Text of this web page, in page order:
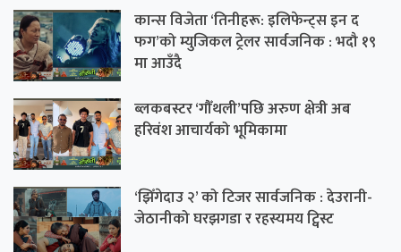
कान्स विजेता ‘तिनीहरू: इलिफेन्ट्स इन द
फग’को म्युजिकल ट्रेलर सार्वजनिक : भदौ १९
मा आउँदै
ब्लकबस्टर ‘गौँथली’पछि अरुण क्षेत्री अब
हरिवंश आचार्यको भूमिकामा
‘झिँगेदाउ २’ को टिजर सार्वजनिक : देउरानी-
जेठानीको घरझगडा र रहस्यमय ट्विस्ट